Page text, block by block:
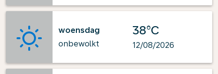
woensdag
onbewolkt
38°C
12/08/2026